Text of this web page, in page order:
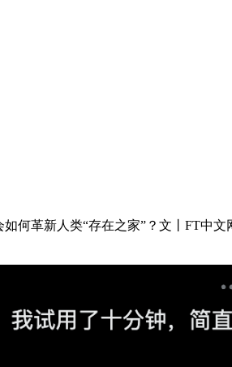
何革新人类“存在之家”？文丨FT中